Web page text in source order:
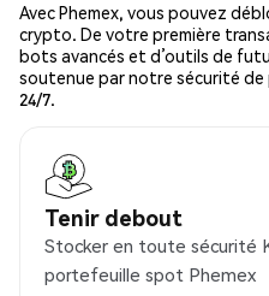
Avec Phemex, vous pouvez
crypto. De votre première
bots avancés et d’outils de
soutenue par notre sécurité
24/7.
Tenir debout
Stocker en toute sécurité
portefeuille spot Phemex